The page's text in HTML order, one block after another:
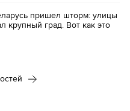
пришел шторм: улицы
крупный град. Вот как это